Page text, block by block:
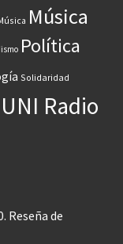
Música
Política
Solidaridad
UNI Radio
Reseña de